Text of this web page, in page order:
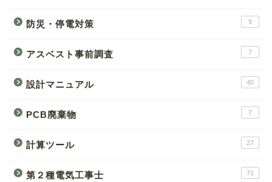
防災・停電対策 9
アスベスト事前調査 7
設計マニュアル 40
PCB廃棄物 7
計算ツール 27
第２種電気工事士 71